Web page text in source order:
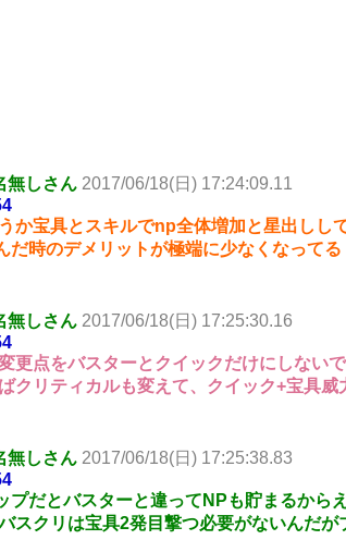
無しさん 2017/06/18(日) 17:24:09.11
か宝具とスキルでnp全体増加と星出しし
だ時のデメリットが極端に少なくなってる
無しさん 2017/06/18(日) 17:25:30.16
更点をバスターとクイックだけにしないで
クリティカルも変えて、クイック+宝具威
無しさん 2017/06/18(日) 17:25:38.83
プだとバスターと違ってNPも貯まるから
スクリは宝具2発目撃つ必要がないんだ